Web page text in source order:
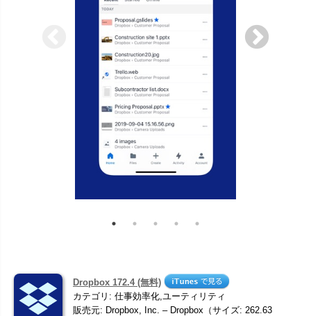
Dropbox 172.4 (無料)
カテゴリ: 仕事効率化,ユーティリティ
販売元: Dropbox, Inc. – Dropbox（サイズ: 262.63